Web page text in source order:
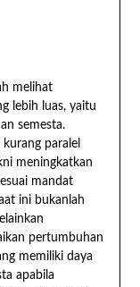
melihat
lebih luas, yaitu
semesta.
paralel
meningkatkan
mandat
ini bukanlah
pertumbuhan
memiliki daya
apabila